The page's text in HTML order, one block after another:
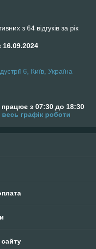
з 64 відгуків за рік
6, Київ, Україна
працює з 07:30 до 18:30
весь графік роботи